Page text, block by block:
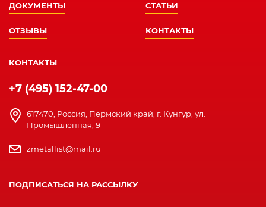
ДОКУМЕНТЫ СТАТЬИ
ОТЗЫВЫ КОНТАКТЫ
КОНТАКТЫ
+7 (495) 152-47-00
617470, Россия, Пермский край, г. Кунгур, ул.
Промышленная, 9
zmetallist@mail.ru
ПОДПИСАТЬСЯ НА РАССЫЛКУ